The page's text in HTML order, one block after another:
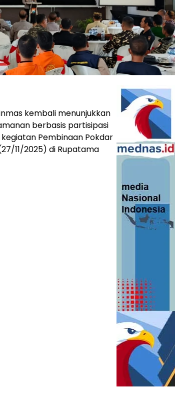
kembali menunjukkan
berbasis partisipasi
Pembinaan Pokdar
11/2025) di Rupatama